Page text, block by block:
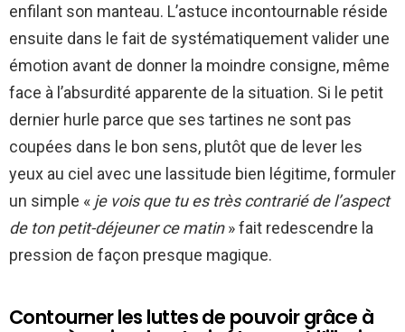
enfilant son manteau. L’astuce incontournable réside
ensuite dans le fait de systématiquement valider une
émotion avant de donner la moindre consigne, même
face à l’absurdité apparente de la situation. Si le petit
dernier hurle parce que ses tartines ne sont pas
coupées dans le bon sens, plutôt que de lever les
yeux au ciel avec une lassitude bien légitime, formuler
un simple « je vois que tu es très contrarié de l’aspect
de ton petit-déjeuner ce matin» fait redescendre la
pression de façon presque magique.
Contourner les luttes de pouvoir grâce à